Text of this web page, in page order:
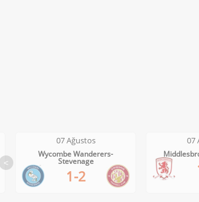
<
07 Ağustos
Wycombe Wanderers-
Stevenage
1-2
07